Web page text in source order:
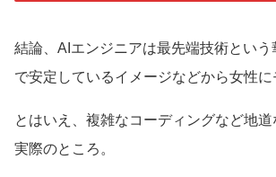
結論、AIエンジニアは最先端技術という
で安定しているイメージなどから女性に
とはいえ、複雑なコーディングなど地
実際のところ。